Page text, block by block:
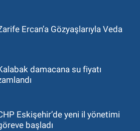
Ercan’a Gözyaşlarıyla Veda
damacana su fiyatı
Eskişehir’de yeni il yönetimi
başladı